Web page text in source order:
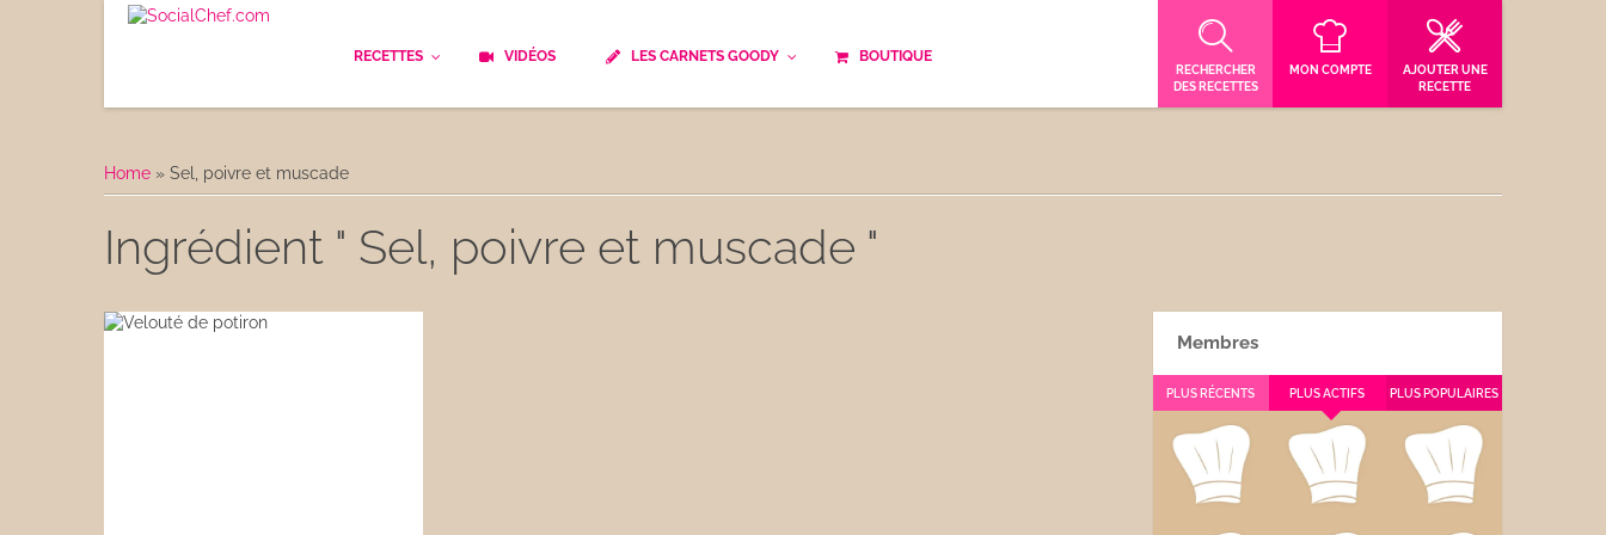
RECETTES
Le Pain
Apéritifs
Déjeuner
Cuisine française traditionnelle Repas musculation
VIDÉOS LES CARNETS GOODY
Spécialité culinaire
Les astuces Goody
BOUTIQUE
RECHERCHER
DES RECETTES
MON COMPTE
AJOUTER UNE
RECETTE
Home » Sel, poivre et muscade
Ingrédient " Sel, poivre et muscade "
Membres
PLUS RÉCENTS PLUS ACTIFS PLUS POPULAIRES